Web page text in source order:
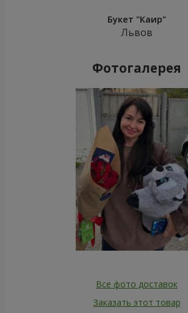
Букет "Каир"
Львов
Фотогалерея
Все фото доставок
Заказать этот товар